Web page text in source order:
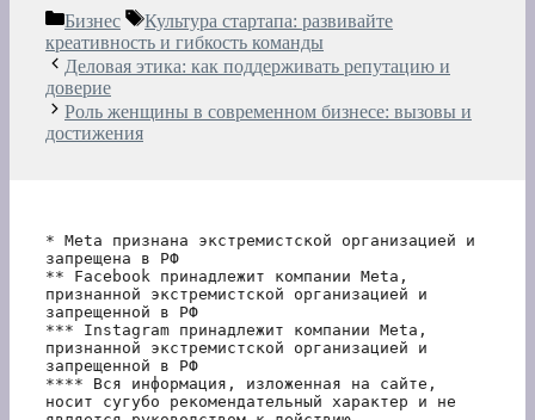
Рубрики
Бизнес Метки
Культура стартапа: развивайте
креативность и гибкость команды
Деловая этика: как поддерживать репутацию и
доверие
Роль женщины в современном бизнесе: вызовы и
достижения
* Meta признана экстремистской организацией и
запрещена в РФ
** Facebook принадлежит компании Meta,
признанной экстремистской организацией и
запрещенной в РФ
*** Instagram принадлежит компании Meta,
признанной экстремистской организацией и
запрещенной в РФ
**** Вся информация, изложенная на сайте,
носит сугубо рекомендательный характер и не